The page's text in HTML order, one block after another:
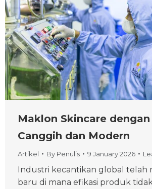
Maklon Skincare
Canggih dan Modern
Artikel By Penulis 9 January 2026
Industri kecantikan global telah
baru di mana efikasi produk